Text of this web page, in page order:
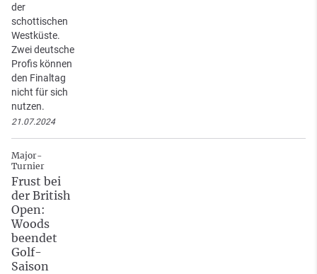
der
schottischen
Westküste.
Zwei deutsche
Profis können
den Finaltag
nicht für sich
nutzen.
21.07.2024
Major-
Turnier
Frust bei
der British
Open:
Woods
beendet
Golf-
Saison